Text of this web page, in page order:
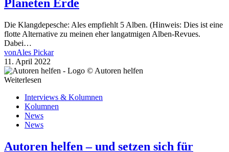
Planeten Erde
Die Klangdepesche: Ales empfiehlt 5 Alben. (Hinweis: Dies ist eine
flotte Alternative zu meinen eher langatmigen Alben-Revues.
Dabei…
vonAles Pickar
11. April 2022
Weiterlesen
Interviews & Kolumnen
Kolumnen
News
News
Autoren helfen – und setzen sich für